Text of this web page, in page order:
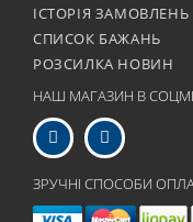
ІСТОРІЯ ЗАМОВЛЕНЬ
СПИСОК БАЖАНЬ
РОЗСИЛКА НОВИН
НАШ МАГАЗИН В
ЗРУЧНІ СПОСОБИ